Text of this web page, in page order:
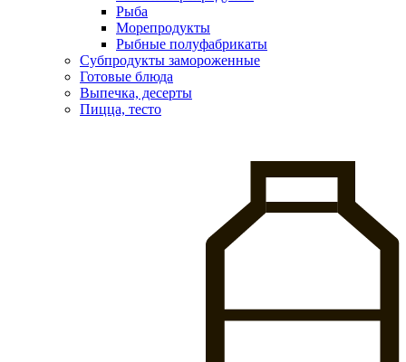
Рыба
Морепродукты
Рыбные полуфабрикаты
Субпродукты замороженные
Готовые блюда
Выпечка, десерты
Пицца, тесто